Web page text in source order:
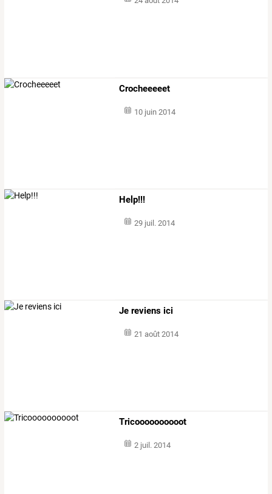
Crocheeeeet
10 juin 2014
Help!!!
29 juil. 2014
Je reviens ici
21 août 2014
Tricoooooooooot
2 juil. 2014